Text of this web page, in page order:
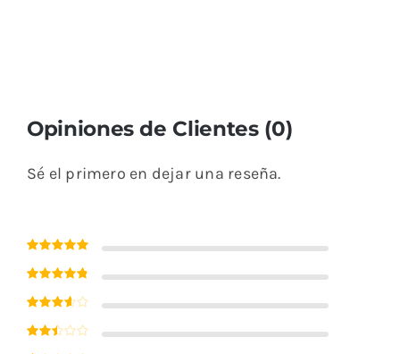
Opiniones de Clientes (0)
Sé el primero en dejar una reseña.
de 5
con4de 5
con3de 5